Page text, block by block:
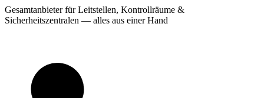
Gesamtanbieter für Leitstellen, Kontrollräume &
Sicherheitszentralen — alles aus einer Hand